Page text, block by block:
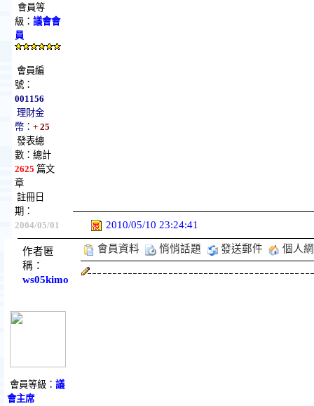
會員等
級： 議會會
員
會員編
號：
001156
理財金
幣： + 25
發表總
數：總計
2625 篇文
章
註冊日
期：
2004/05/01
2010/05/10 23:24:41
作者匿
稱：
ws05kimo
會員等級： 議
會主席
會員資料 悄悄話題 發送郵件 個人